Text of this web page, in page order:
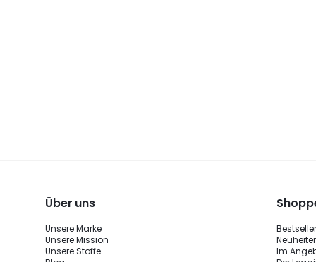
Über uns
Unsere Marke
Unsere Mission
Unsere Stoffe
Bestseller
Im